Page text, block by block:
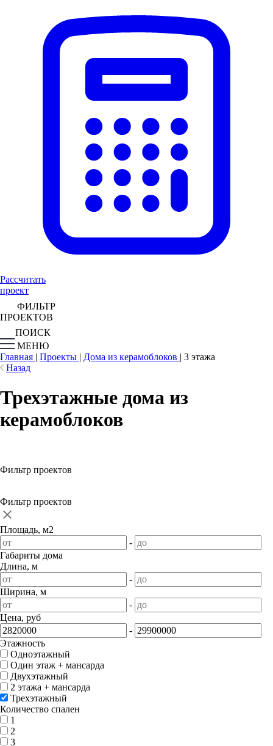
Рассчитать
проект
ФИЛЬТР
ПРОЕКТОВ
ПОИСК
МЕНЮ
Главная | Проекты | Дома из керамоблоков | 3 этажа
Назад
Трехэтажные дома из
керамоблоков
Фильтр проектов
Фильтр проектов
Площадь, м2
-
Габариты дома
Длина, м
-
Ширина, м
-
Цена, руб
-
Этажность
Одноэтажный
Один этаж + мансарда
Двухэтажный
2 этажа + мансарда
Трехэтажный
Количество спален
1
2
3